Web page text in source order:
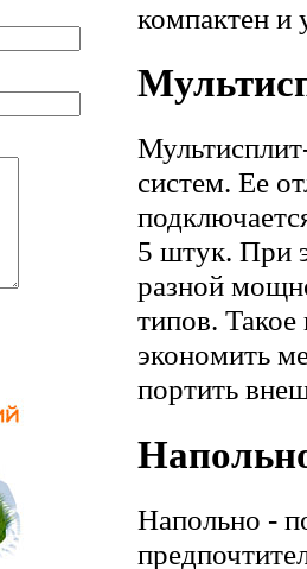
компактен и
систем. Ее
5 штук. При
разной
типов. Такое
экономить
портить
Напольно -